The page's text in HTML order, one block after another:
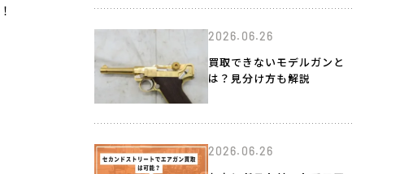
2026.06.26
買取できないモデルガンと
は？見分け方も解説
2026.06.26